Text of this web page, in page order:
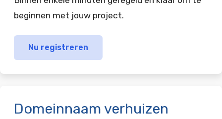
beginnen met jouw project.
Nu registreren
Domeinnaam verhuizen